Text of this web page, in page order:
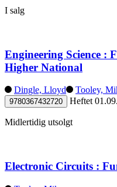
I salg
Engineering Science :
Higher National
Dingle, Lloyd Tooley,
9780367432720 Heftet
Midlertidig utsolgt
Electronic Circuits :